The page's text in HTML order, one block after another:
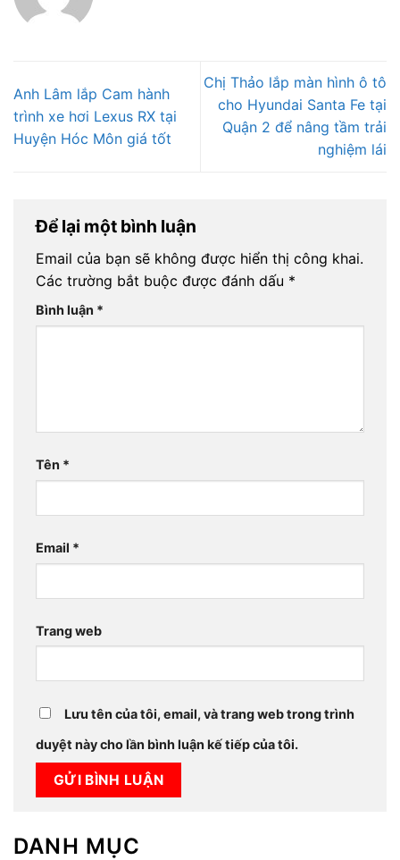
Anh Lâm lắp Cam hành
trình xe hơi Lexus RX tại
Huyện Hóc Môn giá tốt
Chị Thảo lắp màn hình ô tô
cho Hyundai Santa Fe tại
Quận 2 để nâng tầm trải
nghiệm lái
Để lại một bình luận
Email của bạn sẽ không được hiển thị công khai.
Các trường bắt buộc được đánh dấu *
Bình luận *
Tên *
Email *
Trang web
Lưu tên của tôi, email, và trang web trong trình
duyệt này cho lần bình luận kế tiếp của tôi.
DANH MỤC